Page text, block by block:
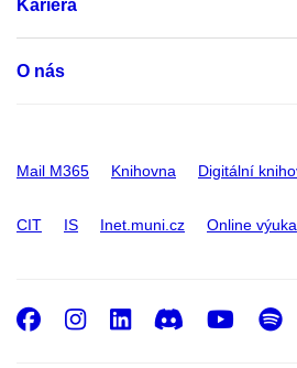
Kariéra
O nás
Mail M365 Knihovna Digitální
CIT IS Inet.muni.cz Online výuka
Facebook
Instagram
LinkedIn
Discord